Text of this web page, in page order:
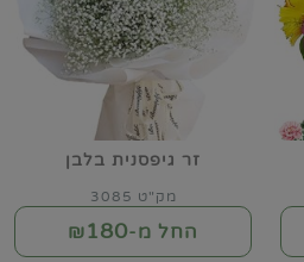
זר גיפסנית בלבן
מק"ט 3085
החל מ-₪180